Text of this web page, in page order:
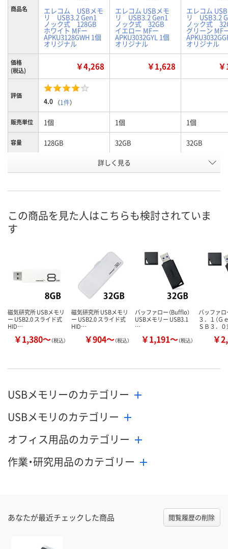
商品名 エレコム USBメモ
リ USB3.2 Gen1
ノック式 128GB
ホワイト MFー
APKU3128GWH 1個
オリジナル
エレコム USBメモ
リ USB3.2 Gen1
ノック式 32GB
イエロー MFー
APKU3032GYL 1個
オリジナル
エレコム
リ USB3.2
ノック式
グリーン MF
オリジナル
価格
(税込)
￥4,268 ￥1,628
評価
4.0 （1件）
販売単位 1個 1個 1個
容量 128GB 32GB 32GB
イエロー グリーン
号
お届け日
した
詳しく見る
この商品を見た人はこちらも検討されていま
す
磁気研究所 USBメモリ
ー USB2.0 スライド式
HID…
￥1,380～（税込）
磁気研究所 USBメモリ
ー USB2.0 スライド式
HID…
￥904～（税込）
バッファロー（Bufflo）
USBメモリー USB3.1
…
￥1,191～（税込）
バッファ
３．１（Ｇ
ＳＢ３．
￥
USBメモリーのカテゴリー
USBメモリのカテゴリー
オフィス用品のカテゴリー
作業・研究用品のカテゴリー
あなたが最近チェックした商品 閲覧履歴の削除